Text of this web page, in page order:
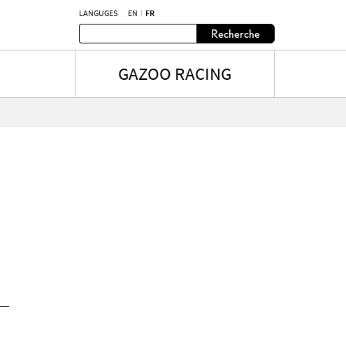
LANGUGES EN FR
Recherche
GAZOO RACING